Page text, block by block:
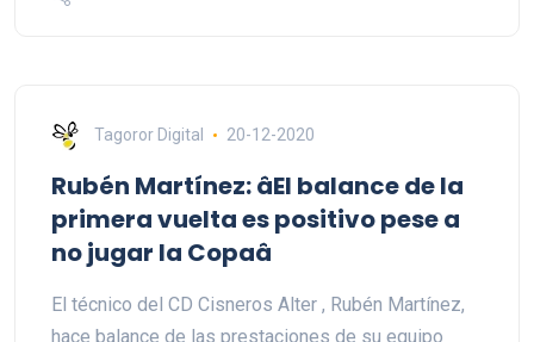
Tagoror Digital 20-12-2020
Rubén Martínez: âEl balance de la
primera vuelta es positivo pese a
no jugar la Copaâ
El técnico del CD Cisneros Alter , Rubén Martínez,
hace balance de las prestaciones de su equipo